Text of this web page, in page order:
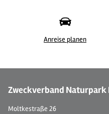
Anreise planen
Zweckverband Naturpark
Moltkestraße 26